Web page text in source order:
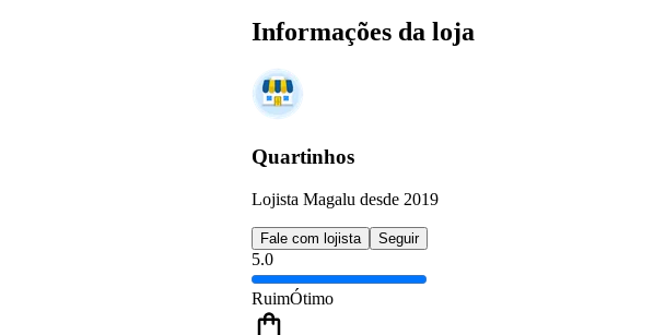
Informações da loja
Quartinhos
Lojista Magalu desde 2019
Fale com lojista Seguir
5.0
RuimÓtimo